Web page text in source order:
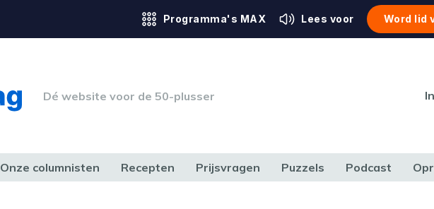
Programma's MAX Lees voor Word lid
Dé website voor de 50-plusser
Onze columnisten Recepten Prijsvragen Puzzels Podcast